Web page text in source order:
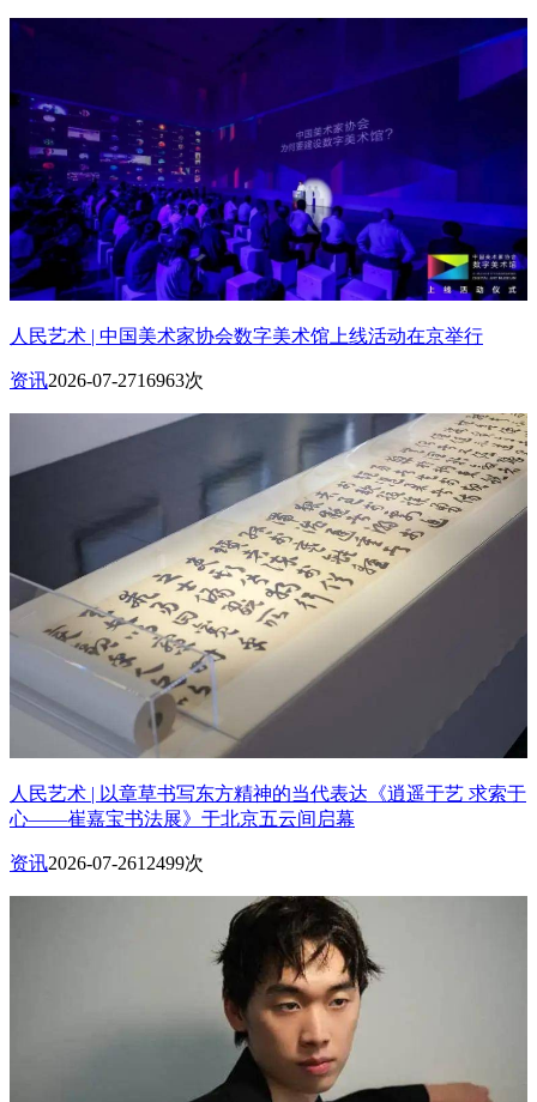
人民艺术 | 中国美术家协会数字美术馆上线活动在京举行
资讯2026-07-2716963次
人民艺术 | 以章草书写东方精神的当代表达《逍遥于艺 求索于
心——崔嘉宝书法展》于北京五云间启幕
资讯2026-07-2612499次